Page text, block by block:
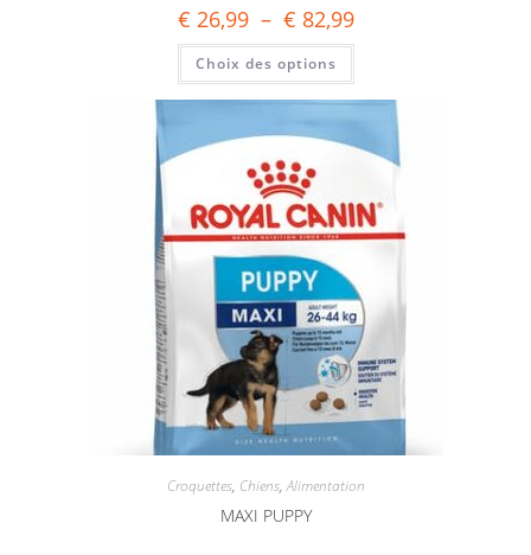
€ 26,99 – € 82,99
Choix des options
Croquettes, Chiens,Alimentation
MAXI PUPPY